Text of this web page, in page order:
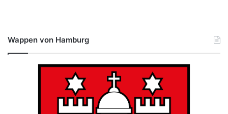
Wappen von Hamburg